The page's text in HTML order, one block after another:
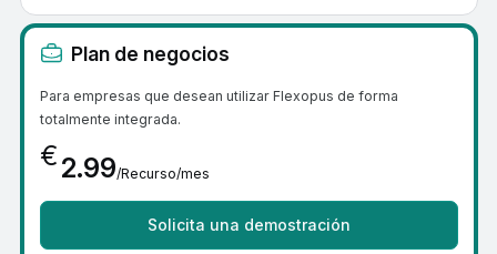
Plan de negocios
Para empresas que desean utilizar Flexopus de forma
totalmente integrada.
€2.99/Recurso/mes
Solicita una demostración